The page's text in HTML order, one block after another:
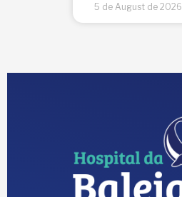
5 de August de 2026